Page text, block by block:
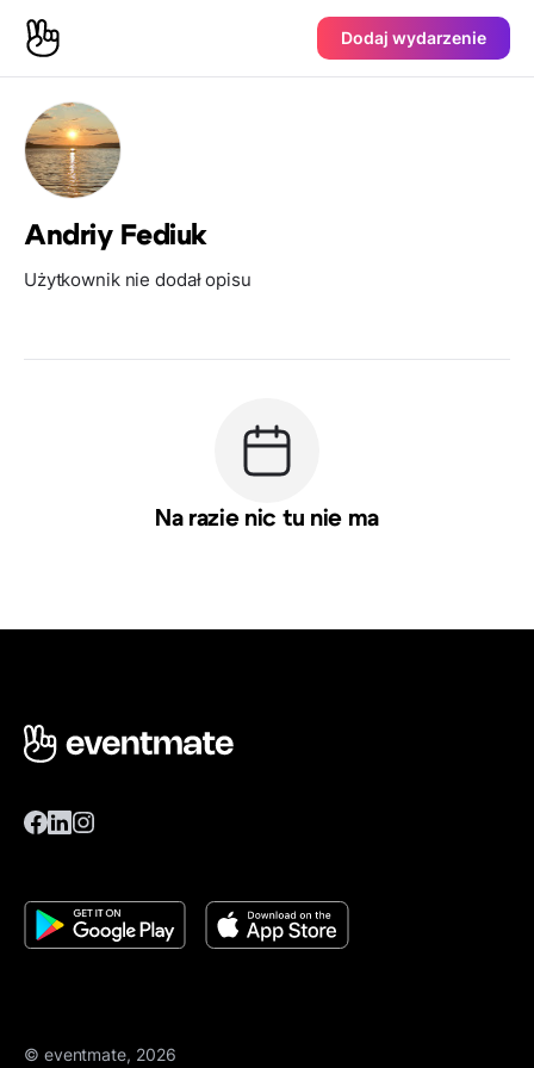
Dodaj wydarzenie
Andriy Fediuk
Użytkownik nie dodał opisu
Na razie nic tu nie ma
© eventmate, 2026